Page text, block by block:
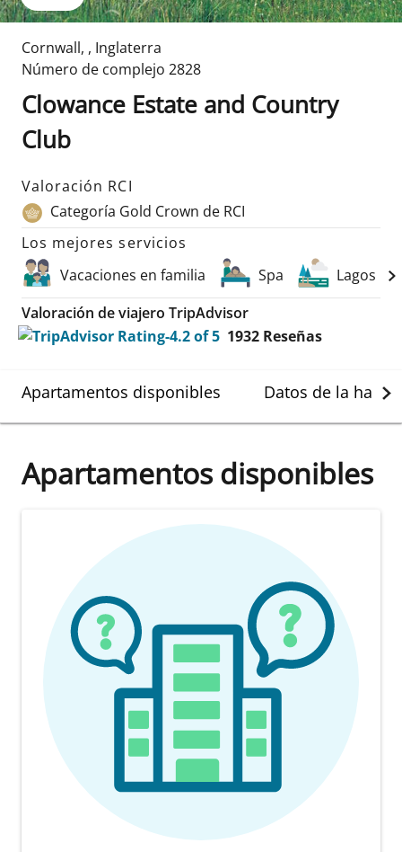
Cornwall, , Inglaterra
Número de complejo 2828
Clowance Estate and Country
Club
Valoración RCI
Categoría Gold Crown de RCI
Los mejores servicios
Vacaciones en familia
Spa
Lagos
Valoración de viajero TripAdvisor
1932 Reseñas
Apartamentos disponibles Datos de la
Apartamentos disponibles